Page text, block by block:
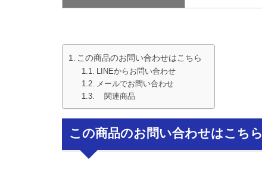
この商品のお問い合わせはこちら
LINEからお問い合わせ
メールでお問い合わせ
関連商品
この商品のお問い合わせはこちら